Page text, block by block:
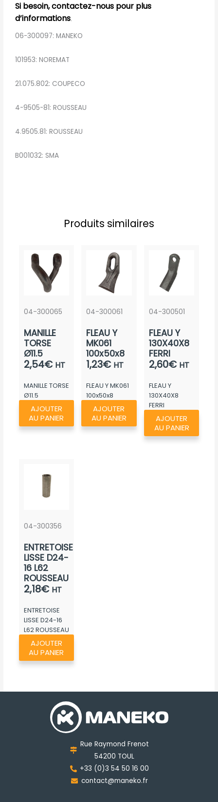
Si besoin, contactez-nous pour plus
d’informations.
06-300097: MANEKO
101953: NOREMAT
21.075.802: COUPECO
4-9505-81: ROUSSEAU
4.9505.81: ROUSSEAU
B001032: SMA
Produits similaires
04-300065
MANILLE
TORSE
Ø11.5
2,54€ HT
MANILLE TORSE
Ø11.5
AJOUTER
AU PANIER
04-300061
FLEAU Y
MK061
100x50x8
1,23€ HT
FLEAU Y MK061
100x50x8
AJOUTER
AU PANIER
04-300501
FLEAU Y
130X40X8
FERRI
2,60€ HT
FLEAU Y
130X40X8
FERRI
AJOUTER
AU PANIER
04-300356
ENTRETOISE
LISSE D24-
16 L62
ROUSSEAU
2,18€ HT
ENTRETOISE
LISSE D24-16
L62 ROUSSEAU
AJOUTER
AU PANIER
Rue Raymond Frenot
54200 TOUL
+33 (0)3 54 50 16 00
contact@maneko.fr